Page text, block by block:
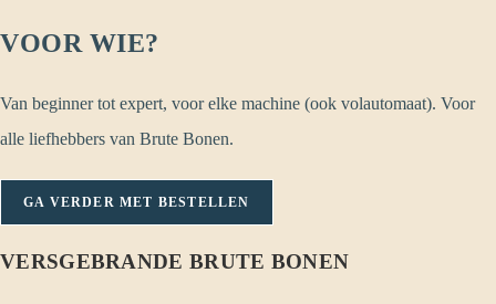
VOOR WIE?
Van beginner tot expert, voor elke machine (ook volautomaat). Voor
alle liefhebbers van Brute Bonen.
GA VERDER MET BESTELLEN
VERSGEBRANDE BRUTE BONEN